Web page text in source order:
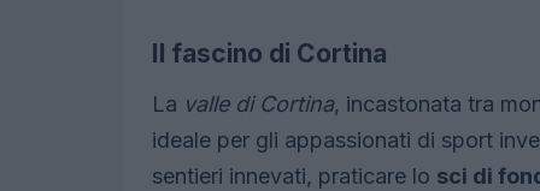
Il fascino di Cortina
La valle di Cortina, incastonata tra
ideale per gli appassionati di sport
sentieri innevati, praticare lo sci di